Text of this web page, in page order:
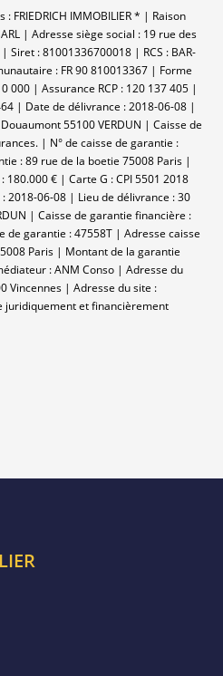
FRIEDRICH IMMOBILIER * | Raison
| Adresse siège social : 19 rue des
Siret : 81001336700018 | RCS : BAR-
: FR 90 810013367 | Forme
000 | Assurance RCP : 120 137 405 |
| Date de délivrance : 2018-06-08 |
55100 VERDUN | Caisse de
| N° de caisse de garantie :
: 89 rue de la boetie 75008 Paris |
€ | Carte G : CPI 5501 2018
2018-06-08 | Lieu de délivrance : 30
| Caisse de garantie financière :
de garantie : 47558T | Adresse caisse
Paris | Montant de la garantie
: ANM Conso | Adresse du
Vincennes | Adresse du site :
juridiquement et financièrement